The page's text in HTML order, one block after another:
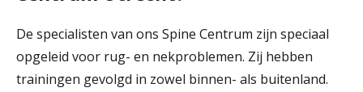
De specialisten van ons Spine Centrum zijn speciaal
opgeleid voor rug- en nekproblemen. Zij hebben
trainingen gevolgd in zowel binnen- als buitenland.